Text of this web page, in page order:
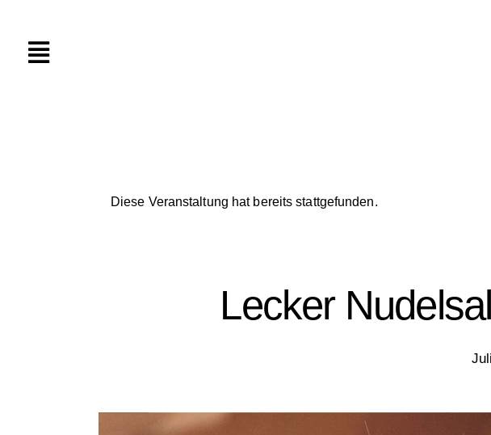
Diese Veranstaltung hat bereits stattgefunden.
Lecker